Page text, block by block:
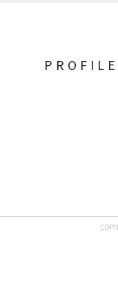
PROFILE